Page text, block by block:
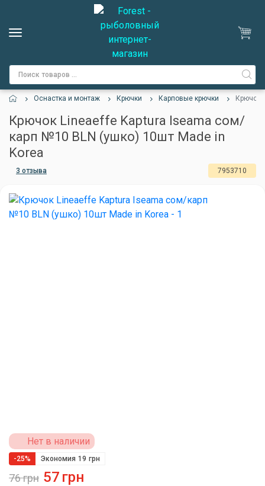
Оснастка и монтаж Крючки Карповые крючки Крючок
Крючок Lineaeffe Kaptura Iseama сом/
карп №10 BLN (ушко) 10шт Made in
Korea
3 отзыва 7953710
Нет в наличии
76грн
-25% Экономия 19 грн
57 грн